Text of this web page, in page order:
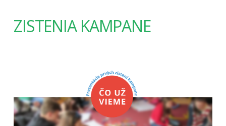
ZISTENIA KAMPANE